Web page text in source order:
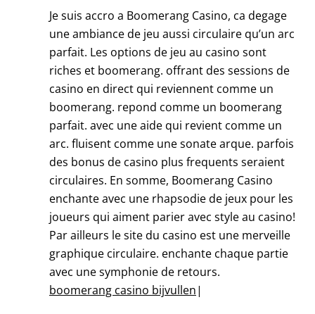
Je suis accro a Boomerang Casino, ca degage
une ambiance de jeu aussi circulaire qu’un arc
parfait. Les options de jeu au casino sont
riches et boomerang. offrant des sessions de
casino en direct qui reviennent comme un
boomerang. repond comme un boomerang
parfait. avec une aide qui revient comme un
arc. fluisent comme une sonate arque. parfois
des bonus de casino plus frequents seraient
circulaires. En somme, Boomerang Casino
enchante avec une rhapsodie de jeux pour les
joueurs qui aiment parier avec style au casino!
Par ailleurs le site du casino est une merveille
graphique circulaire. enchante chaque partie
avec une symphonie de retours.
boomerang casino bijvullen|